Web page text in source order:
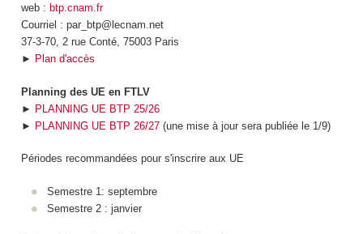
web : btp.cnam.fr
Courriel : par_btp@lecnam.net
37-3-70, 2 rue Conté, 75003 Paris
► Plan d'accès
Planning des UE en FTLV
► PLANNING UE BTP 25/26
► PLANNING UE BTP 26/27(une mise à jour sera publiée le 1/9)
Périodes recommandées pour s'inscrire aux UE
Semestre 1: septembre
Semestre 2 : janvier